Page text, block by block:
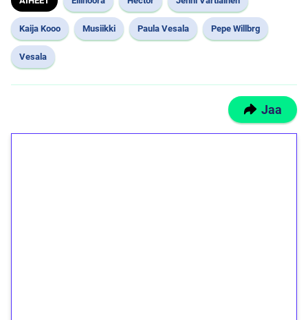
Kaija Kooo Musiikki Paula Vesala Pepe Willbrg
Vesala
Jaa